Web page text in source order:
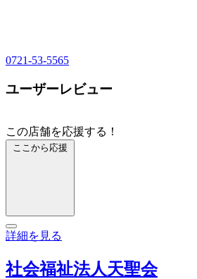
0721-53-5565
ユーザーレビュー
この店舗を応援する！
ここから応援
詳細を見る
社会福祉法人天聖会